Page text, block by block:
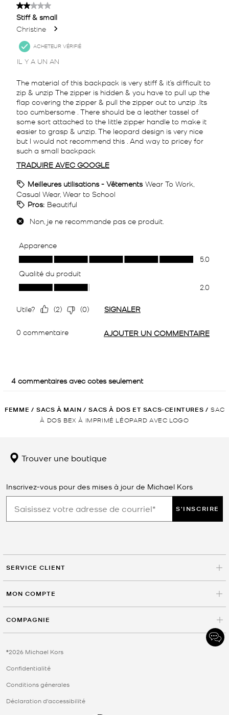
FEMME / SACS À MAIN / SACS À DOS ET SACS-CEINTURES / SAC
À DOS BEX À IMPRIMÉ LÉOPARD AVEC LOGO
Trouver une boutique
Inscrivez-vous pour des mises à jour de Michael Kors
S'INSCRIRE
SERVICE CLIENT
MON COMPTE
COMPAGNIE
©2026 Michael Kors
Confidentialité
Conditions génerales
Déclaration d'accessibilité